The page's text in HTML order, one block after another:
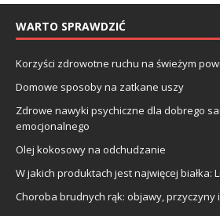
WARTO SPRAWDZIĆ
Korzyści zdrowotne ruchu na świeżym
Domowe sposoby na zatkane uszy
Zdrowe nawyki psychiczne dla dobrego
emocjonalnego
Olej kokosowy na odchudzanie
W jakich produktach jest najwięcej białka:
Choroba brudnych rąk: objawy,